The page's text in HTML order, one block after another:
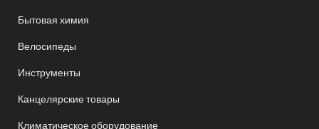
Бытовая химия
Велосипеды
Инструменты
Канцелярские товары
Климатическое оборудование